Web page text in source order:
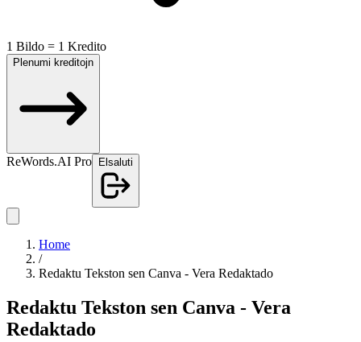
1 Bildo = 1 Kredito
Plenumi kreditojn
ReWords.AI Pro Elsaluti
Home
/
Redaktu Tekston sen Canva - Vera Redaktado
Redaktu Tekston sen Canva - Vera
Redaktado